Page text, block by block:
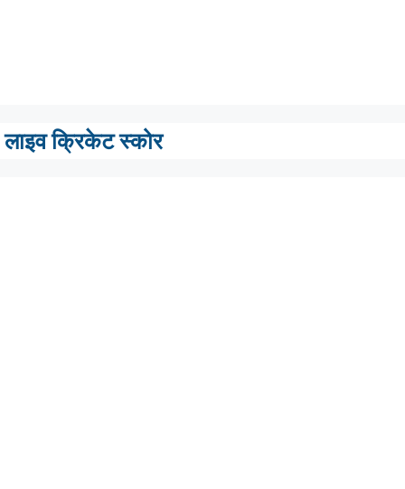
लाइव क्रिकेट स्कोर